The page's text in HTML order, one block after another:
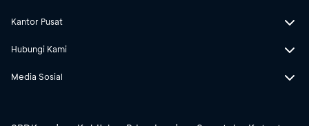
Kantor Pusat
Hubungi Kami
Media Sosial